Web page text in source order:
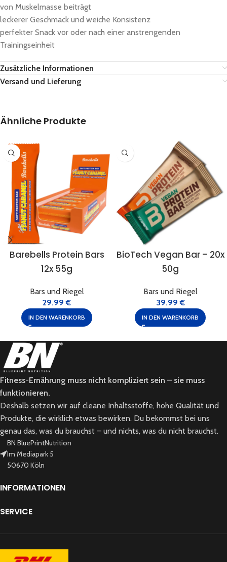
von Muskelmasse beiträgt
leckerer Geschmack und weiche Konsistenz
perfekter Snack vor oder nach einer anstrengenden
Trainingseinheit
Zusätzliche Informationen
Versand und Lieferung
Ähnliche Produkte
Barebells Protein Bars
12x 55g
Bars und Riegel
29.99€
IN DEN WARENKORB
BioTech Vegan Bar – 20x
50g
Bars und Riegel
39.99€
IN DEN WARENKORB
Fitness-Ernährung muss nicht kompliziert sein – sie muss
funktionieren.
Deshalb setzen wir auf cleane Inhaltsstoffe, hohe Qualität und
Produkte, die wirklich etwas bewirken. Du bekommst bei uns
genau das, was du brauchst – und nichts, was du nicht brauchst.
BN BluePrintNutrition
Im Mediapark 5
50670 Köln
INFORMATIONEN
SERVICE